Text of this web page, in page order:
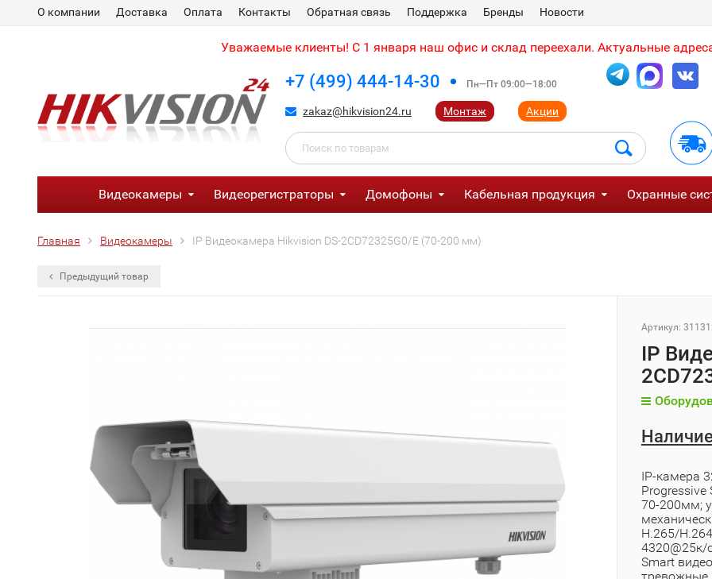
О компании Доставка Оплата Контакты Обратная связь Поддержка Бренды Новости
Уважаемые клиенты! С 1 января наш офис и склад переехали. Актуальные
+7 (499) 444-14-30 Пн—Пт 09:00—18:00
zakaz@hikvision24.ru Монтаж Акции
Видеокамеры Видеорегистраторы Домофоны Кабельная продукция Охранные
Главная Видеокамеры IP Видеокамера Hikvision DS-2CD72325G0/E (70-200 мм)
Предыдущий товар
Артикул:
IP
IP-камера
Progressive
70-200мм;
H.265/
4320@25к/
Smart